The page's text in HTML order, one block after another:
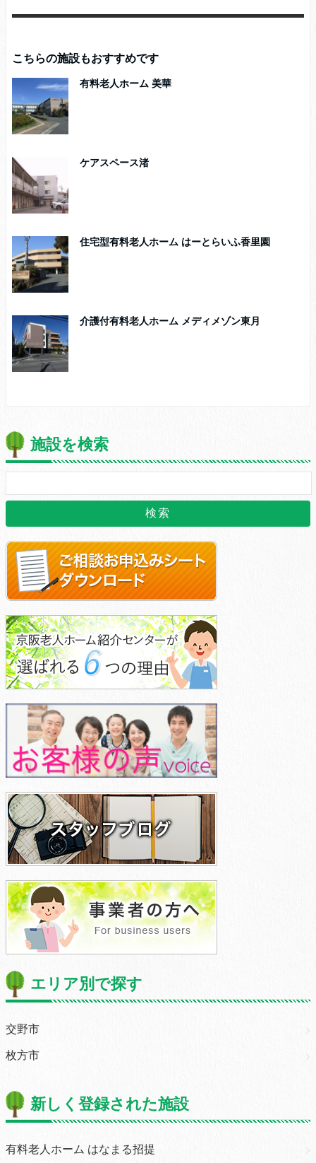
こちらの施設もおすすめです
有料老人ホーム 美華
ケアスペース渚
住宅型有料老人ホーム はーとらいふ香里園
介護付有料老人ホーム メディメゾン東月
施設を検索
エリア別で探す
交野市
枚方市
新しく登録された施設
有料老人ホーム はなまる招提